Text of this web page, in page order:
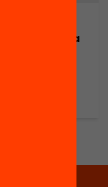
La llengua en la